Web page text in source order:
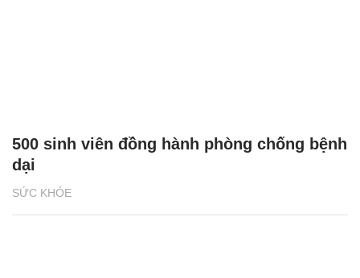
SỨC KHỎE
500 sinh viên đồng hành phòng chống bệnh
dại